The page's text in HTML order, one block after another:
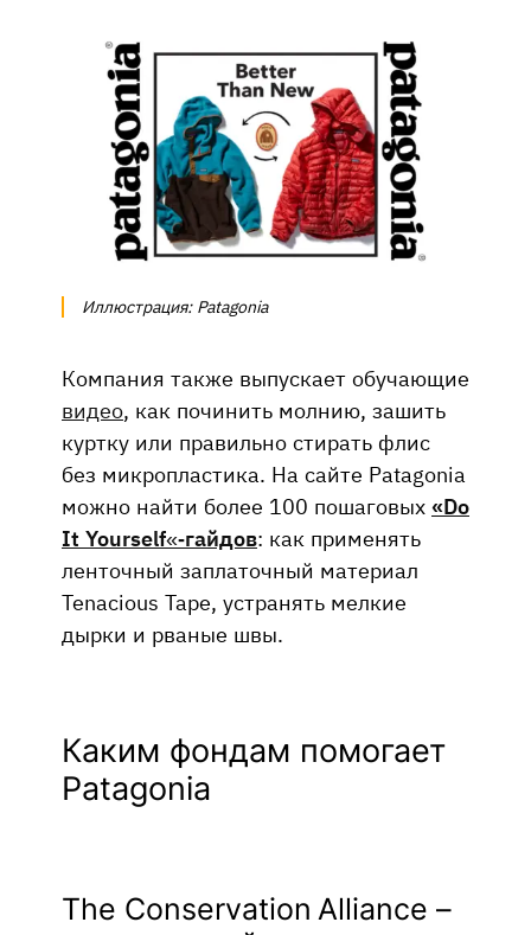
Иллюстрация: Patagonia
Компания также выпускает обучающие
видео, как починить молнию, зашить
куртку или правильно стирать флис
без микропластика. На сайте Patagonia
можно найти более 100 пошаговых «Do
It Yourself«-гайдов: как применять
ленточный заплаточный материал
Tenacious Tape, устранять мелкие
дырки и рваные швы.
Каким фондам помогает
Patagonia
The Conservation Alliance –